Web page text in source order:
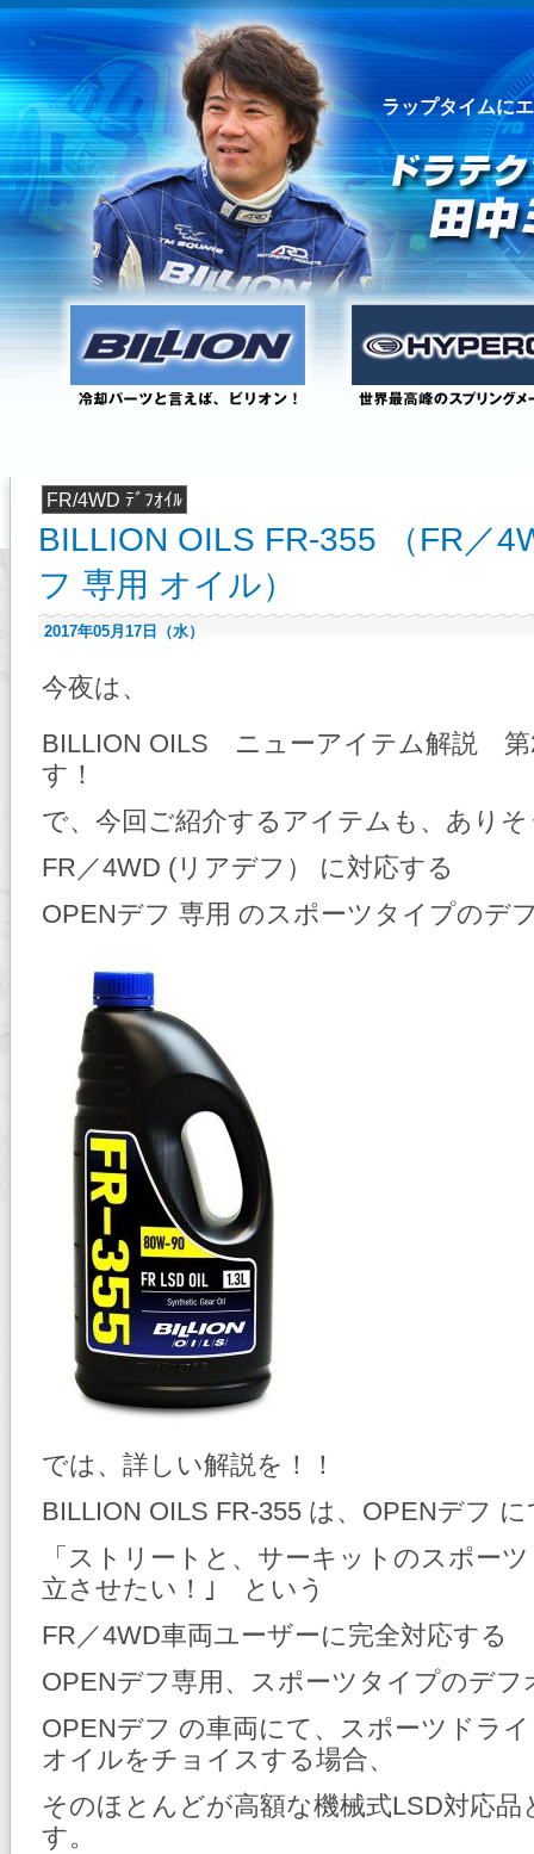
ラップタイムに
FR/4WD ﾃﾞﾌｵｲﾙ
BILLION OILS FR-355 （FR／
フ 専用 オイル）
2017年05月17日（水）
今夜は、
BILLION OILS ニューアイテム解説 第
す！
で、今回ご紹介するアイテムも、あり
FR／4WD (リアデフ） に対応する
OPENデフ 専用 のスポーツタイプのデ
では、詳しい解説を！！
BILLION OILS FR-355 は、OPENデフ に
「ストリートと、サーキットのスポー
立させたい！｣ という
FR／4WD車両ユーザーに完全対応する
OPENデフ専用、スポーツタイプのデフ
OPENデフ の車両にて、スポーツドラ
オイルをチョイスする場合、
そのほとんどが高額な機械式LSD対応
す。